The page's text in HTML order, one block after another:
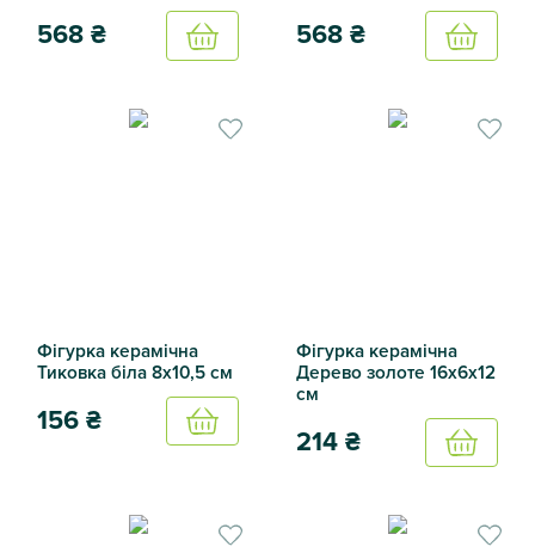
568₴
Купить
568₴
Купить
Фігурка керамічна
Тиковка біла 8х10,5 см
156₴
Купить
Фігурка керамічна
Дерево золоте 16х6х12
см
214₴
Купить